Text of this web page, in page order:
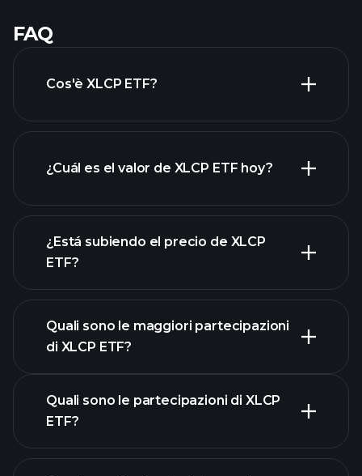
FAQ
Cos'è XLCP ETF?
¿Cuál es el valor de XLCP ETF hoy?
gráfico avanzado
¿Está subiendo el precio de XLCP
ETF?
Quali sono le maggiori partecipazioni
di XLCP ETF?
Quali sono le partecipazioni di XLCP
ETF?